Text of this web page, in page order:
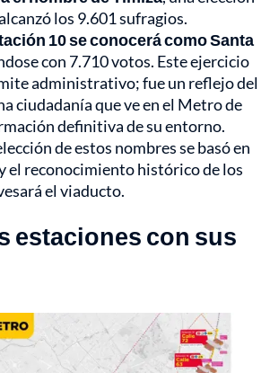
los 9.601 sufragios.
10 se conocerá como Santa
con 7.710 votos. Este ejercicio
administrativo; fue un reflejo del
ciudadanía que ve en el Metro de
definitiva de su entorno.
de estos nombres se basó en
el reconocimiento histórico de los
el viaducto.
estaciones con sus